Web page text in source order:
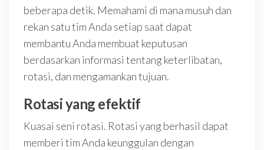
beberapa detik. Memahami di mana musuh dan
rekan satu tim Anda setiap saat dapat
membantu Anda membuat keputusan
berdasarkan informasi tentang keterlibatan,
rotasi, dan mengamankan tujuan.
Rotasi yang efektif
Kuasai seni rotasi. Rotasi yang berhasil dapat
memberi tim Anda keunggulan dengan